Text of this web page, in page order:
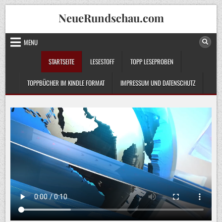
Skip
to
content
NeueRundschau.com
MENU
STARTSEITE
LESESTOFF TOPP LESEPROBEN
TOPPBÜCHER IM KINDLE FORMAT IMPRESSUM UND DATENSCHUTZ